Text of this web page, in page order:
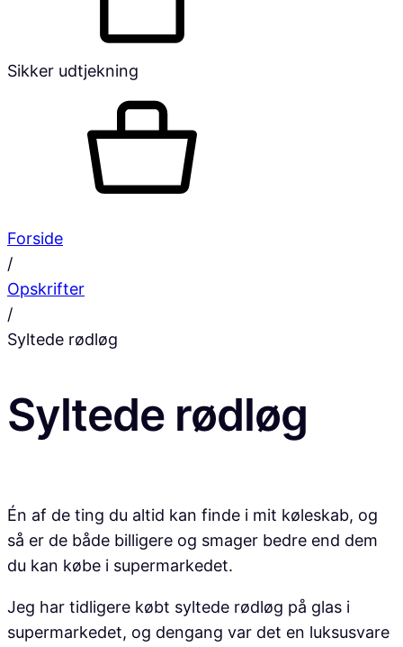
Sikker udtjekning
Forside
/
Opskrifter
/
Syltede rødløg
Syltede rødløg
Én af de ting du altid kan finde i mit køleskab, og
så er de både billigere og smager bedre end dem
du kan købe i supermarkedet.
Jeg har tidligere købt syltede rødløg på glas i
supermarkedet, og dengang var det en luksusvare